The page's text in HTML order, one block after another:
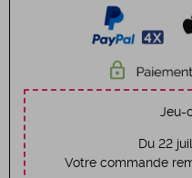
Jeu-
Du 22
Votre commande